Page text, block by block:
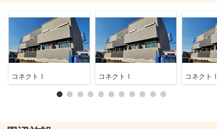
コネクトⅠ コネクトⅠ コネクト